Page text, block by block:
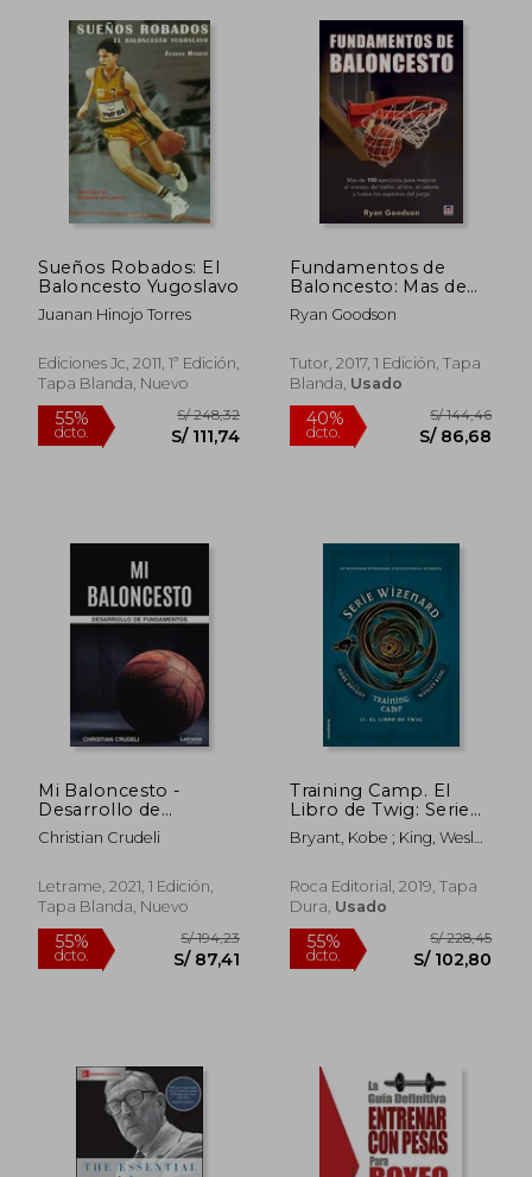
55% S/ 158,68
S/ 71,41
55%
dcto.
Sueños Robados: El
Baloncesto Yugoslavo
Juanan Hinojo Torres
Ediciones Jc, 2011, 1ª Edición,
Tapa Blanda, Nuevo
55% S/ 248,32
Fundamentos de
Baloncesto: Mas de
100 Ejercicios Para
Mejorar el Manejo del
Rebote y Todos los
Aspectos del Juego
Ryan Goodson
Tutor, 2017, 1 Edición, Tapa
Blanda, Usado
40%
dcto.
Mi Baloncesto -
Desarrollo de
Fundamentos
Christian Crudeli
Letrame, 2021, 1 Edición,
Tapa Blanda, Nuevo
Training Camp. El
Libro de Twig: Serie
Wizenard. Libro ii
(Roca Juvenil)
Bryant, Kobe ; King, Wesley
Roca Editorial, 2019, Tapa
Dura, Usado